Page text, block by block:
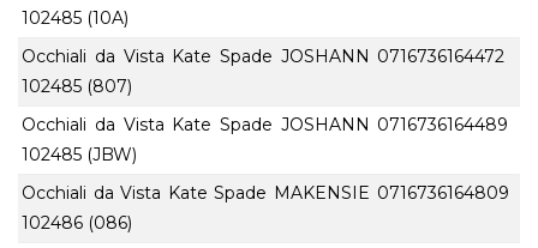
102485 (10A)
Occhiali da Vista Kate Spade JOSHANN
102485 (807)
0716736164472
Occhiali da Vista Kate Spade JOSHANN
102485 (JBW)
0716736164489
Occhiali da Vista Kate Spade MAKENSIE
102486 (086)
0716736164809